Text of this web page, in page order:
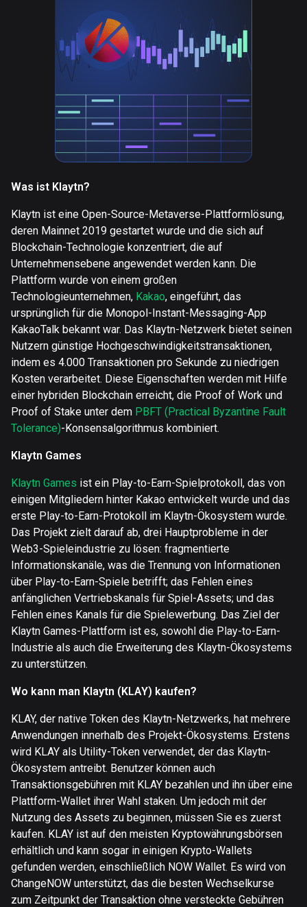
Was ist Klaytn?
Klaytn ist eine Open-Source-Metaverse-Plattformlösung,
deren Mainnet 2019 gestartet wurde und die sich auf
Blockchain-Technologie konzentriert, die auf
Unternehmensebene angewendet werden kann. Die
Plattform wurde von einem großen
Technologieunternehmen, Kakao, eingeführt, das
ursprünglich für die Monopol-Instant-Messaging-App
KakaoTalk bekannt war. Das Klaytn-Netzwerk bietet seinen
Nutzern günstige Hochgeschwindigkeitstransaktionen,
indem es 4.000 Transaktionen pro Sekunde zu niedrigen
Kosten verarbeitet. Diese Eigenschaften werden mit Hilfe
einer hybriden Blockchain erreicht, die Proof of Work und
Proof of Stake unter dem PBFT (Practical Byzantine Fault
Tolerance)-Konsensalgorithmus kombiniert.
Klaytn Games
Klaytn Games ist ein Play-to-Earn-Spielprotokoll, das von
einigen Mitgliedern hinter Kakao entwickelt wurde und das
erste Play-to-Earn-Protokoll im Klaytn-Ökosystem wurde.
Das Projekt zielt darauf ab, drei Hauptprobleme in der
Web3-Spieleindustrie zu lösen: fragmentierte
Informationskanäle, was die Trennung von Informationen
über Play-to-Earn-Spiele betrifft; das Fehlen eines
anfänglichen Vertriebskanals für Spiel-Assets; und das
Fehlen eines Kanals für die Spielewerbung. Das Ziel der
Klaytn Games-Plattform ist es, sowohl die Play-to-Earn-
Industrie als auch die Erweiterung des Klaytn-Ökosystems
zu unterstützen.
Wo kann man Klaytn (KLAY) kaufen?
KLAY, der native Token des Klaytn-Netzwerks, hat mehrere
Anwendungen innerhalb des Projekt-Ökosystems. Erstens
wird KLAY als Utility-Token verwendet, der das Klaytn-
Ökosystem antreibt. Benutzer können auch
Transaktionsgebühren mit KLAY bezahlen und ihn über eine
Plattform-Wallet ihrer Wahl staken. Um jedoch mit der
Nutzung des Assets zu beginnen, müssen Sie es zuerst
kaufen. KLAY ist auf den meisten Kryptowährungsbörsen
erhältlich und kann sogar in einigen Krypto-Wallets
gefunden werden, einschließlich NOW Wallet. Es wird von
ChangeNOW unterstützt, das die besten Wechselkurse
zum Zeitpunkt der Transaktion ohne versteckte Gebühren